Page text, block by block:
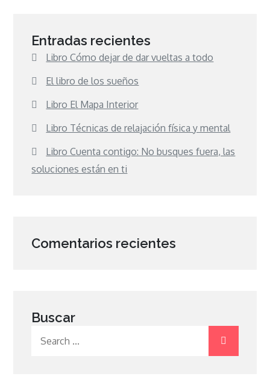
Entradas recientes
Libro Cómo dejar de dar vueltas a todo
El libro de los sueños
Libro El Mapa Interior
Libro Técnicas de relajación física y mental
Libro Cuenta contigo: No busques fuera, las
soluciones están en ti
Comentarios recientes
Buscar